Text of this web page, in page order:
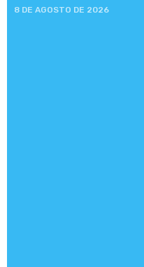
8 DE AGOSTO DE 2026